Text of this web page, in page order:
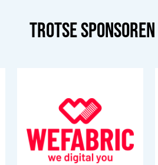
TROTSE SPONSOREN